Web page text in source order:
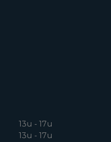
13u - 17u
13u - 17u